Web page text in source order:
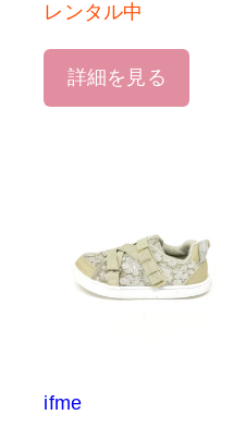
レンタル中
詳細を見る
ifme